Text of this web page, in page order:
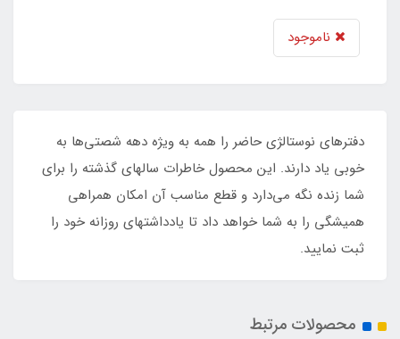
ناموجود
دفترهای نوستالژی حاضر را همه به ویژه دهه شصتی‌ها به
خوبی یاد دارند. این محصول خاطرات سالهای گذشته را برای
شما زنده نگه‌ می‌دارد و قطع مناسب آن امکان همراهی
همیشگی را به شما خواهد داد تا یادداشتهای روزانه خود را
ثبت نمایید.
محصولات مرتبط